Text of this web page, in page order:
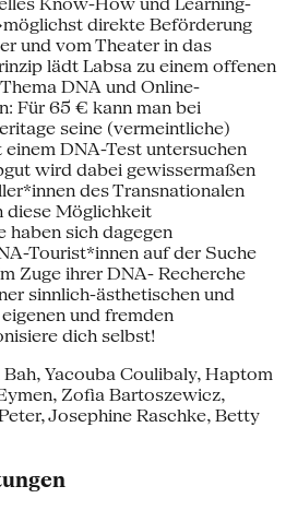
direkte Beförderung
und vom Theater in das
lädt Labsa zu einem offenen
DNA und Online-
Für 65 € kann man bei
seine (vermeintliche)
DNA-Test untersuchen
wird dabei gewissermaßen
des Transnationalen
diese Möglichkeit
haben sich dagegen
Tourist*innen auf der Suche
Zuge ihrer DNA- Recherche
sinnlich-ästhetischen und
und fremden
dich selbst!
Bah, Yacouba Coulibaly, Haptom
Zofia Bartoszewicz,
Josephine Raschke, Betty